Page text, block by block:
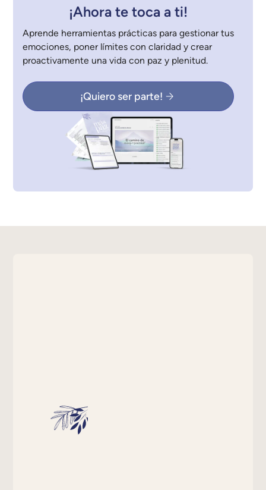
¡Ahora te toca a ti!
Aprende herramientas prácticas para gestionar tus
emociones, poner límites con claridad y crear
proactivamente una vida con paz y plenitud.
¡Quiero ser parte!